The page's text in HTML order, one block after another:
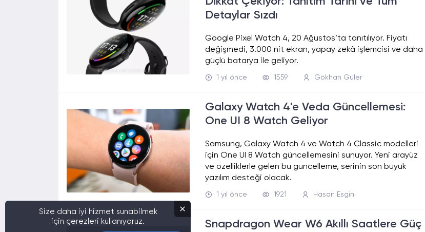
Detaylar Sızdı
Google Pixel Watch 4, 20 Ağustos’ta tanıtılıyor. Fiyatı
değişmedi, 3.000 nit ekran, yapay zekâ işlemcisi ve daha
güçlü batarya ile geliyor.
1 yıl önce 1559 Gökhan Güler
Galaxy Watch 4'e Veda Güncellemesi:
One UI 8 Watch Geliyor
Samsung, Galaxy Watch 4 ve Watch 4 Classic modelleri
için One UI 8 Watch güncellemesini sunuyor. Yeni arayüz
ve özelliklerle gelen bu güncelleme, serinin son büyük
yazılım desteği olacak.
1 yıl önce 1921 Hasan Esgin
Snapdragon Wear W6 Akıllı Saatlere Güç
Size daha iyi hizmet sunabilmek
için çerezleri kullanıyoruz.